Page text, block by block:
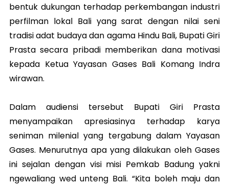
bentuk dukungan terhadap perkembangan industri
perfilman lokal Bali yang sarat dengan nilai seni
tradisi adat budaya dan agama Hindu Bali, Bupati Giri
Prasta secara pribadi memberikan dana motivasi
kepada Ketua Yayasan Gases Bali Komang Indra
wirawan.
Dalam audiensi tersebut Bupati Giri Prasta
menyampaikan apresiasinya terhadap karya
seniman milenial yang tergabung dalam Yayasan
Gases. Menurutnya apa yang dilakukan oleh Gases
ini sejalan dengan visi misi Pemkab Badung yakni
ngewaliang wed unteng Bali. “Kita boleh maju dan